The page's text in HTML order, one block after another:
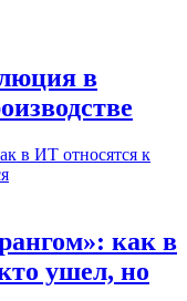
в
как в
ушел, но